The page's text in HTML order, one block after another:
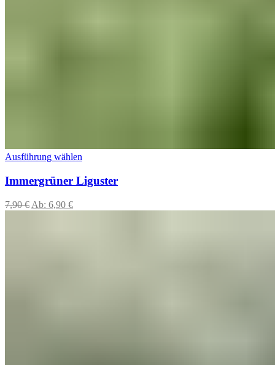
Ausführung wählen
Immergrüner Liguster
7,90€ Ab: 6,90 €